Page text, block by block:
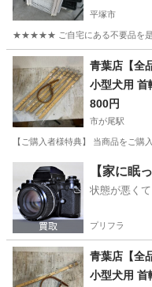
平塚市
★★★★★ ご自宅にある不要品を是非
神奈川 平塚市 その他
青葉店【全
小型犬用 首
ペット用品
800円
市が尾駅
【ご購入者様特典】 当商品をご
神奈川 市が尾駅
【家に眠
状態が悪く
プリフラ
青葉店【全
小型犬用 首